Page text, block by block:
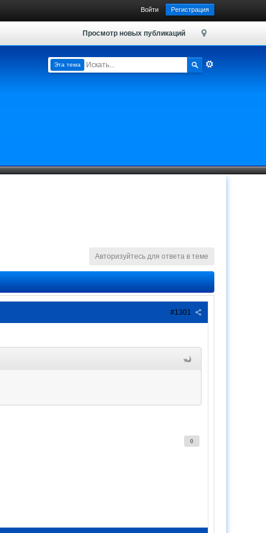
Войти Регистрация
Просмотр новых публикаций
Эта тема
Авторизуйтесь для ответа в теме
#1301
0